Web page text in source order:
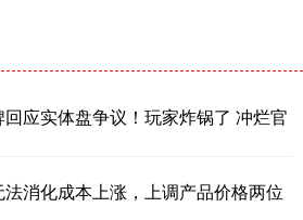
应实体盘争议！玩家炸锅了 冲烂官
消化成本上涨，上调产品价格两位